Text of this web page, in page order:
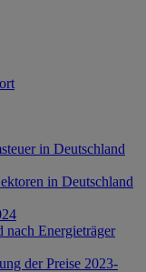
in Deutschland
in Deutschland
nach Energieträger
der Preise 2023-